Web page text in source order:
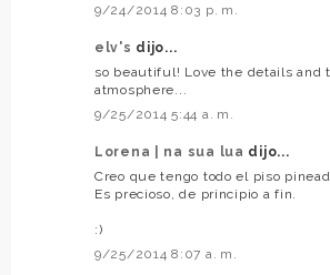
9/24/2014 8:03 p. m.
elv's dijo...
so beautiful! Love the details and
atmosphere...
9/25/2014 5:44 a. m.
Lorena | na sua lua dijo...
Creo que tengo todo el piso
Es precioso, de principio a fin.
:)
9/25/2014 8:07 a. m.